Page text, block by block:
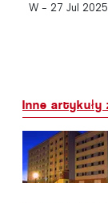
W - 27 Jul 2025
Inne artykuły